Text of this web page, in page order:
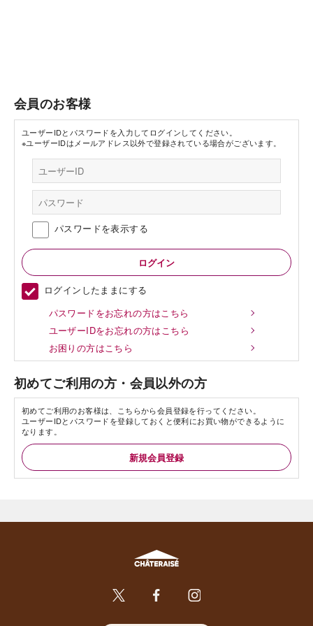
会員のお客様
ユーザーIDとパスワードを入力してログインしてください。
※ユーザーIDはメールアドレス以外で登録されている場合がございます。
パスワードを表示する
ログインしたままにする
パスワードをお忘れの方はこちら
ユーザーIDをお忘れの方はこちら
お困りの方はこちら
初めてご利用の方・会員以外の方
初めてご利用のお客様は、こちらから会員登録を行ってください。
ユーザーIDとパスワードを登録しておくと便利にお買い物ができるように
なります。